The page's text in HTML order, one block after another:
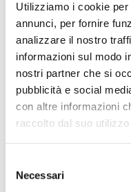
Utilizziamo i cookie
annunci, per fornire
analizzare il nostro
informazioni sul modo
nostri partner che si
pubblicità e social
con altre informazioni
raccolto dal suo
delNecessari
Chi è il più fanatico, il più
Considerando che ho un
risponderei lui. Ma devo
sfidano molte volte sulla
cambi a tirare il nostro
dietro, che osserva e che
Parlando invece dal punto di
Civitavecchia.
Per questo